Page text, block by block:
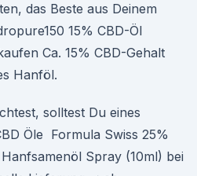
das Beste aus Deinem
15% CBD-Öl
Ca. 15% CBD-Gehalt
Hanföl.
solltest Du eines
Öle Formula Swiss 25%
Spray (10ml) bei